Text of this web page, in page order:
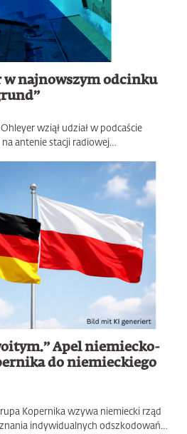
w najnowszym odcinku
wziął udział w podcaście
antenie stacji radiowej…
Apel niemiecko-
do niemieckiego
Kopernika wzywa niemiecki rząd
indywidualnych odszkodowań…